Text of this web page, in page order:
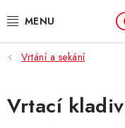
na
ZAHRADA, LES
DÍLNA, STAVBA
Vrtání a sekání
Vrtací